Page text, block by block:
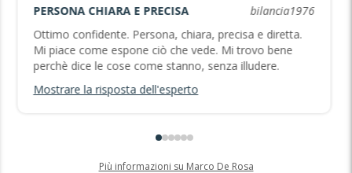
PERSONA CHIARA E PRECISA
bilancia1976
Ottimo confidente. Persona, chiara, precisa e diretta.
Mi piace come espone ciò che vede. Mi trovo bene
perchè dice le cose come stanno, senza illudere.
Mostrare la risposta dell'esperto
Più informazioni su Marco De Rosa